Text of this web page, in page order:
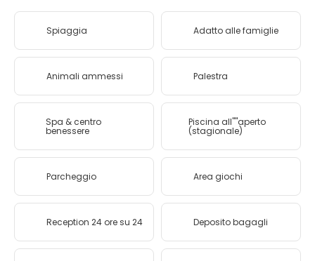
Spiaggia Adatto alle famiglie
Animali ammessi Palestra
Spa & centro
benessere
Piscina all''''aperto
(stagionale)
Parcheggio Area giochi
Reception 24 ore su 24 Deposito bagagli